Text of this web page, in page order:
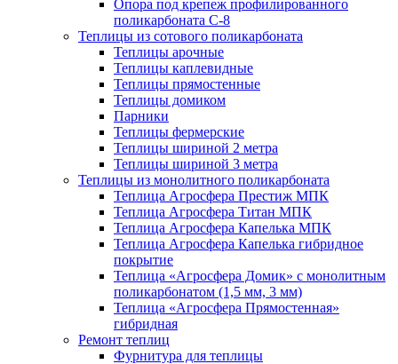
Опора под крепеж профилированного
поликарбоната С-8
Теплицы из сотового поликарбоната
Теплицы арочные
Теплицы каплевидные
Теплицы прямостенные
Теплицы домиком
Парники
Теплицы фермерские
Теплицы шириной 2 метра
Теплицы шириной 3 метра
Теплицы из монолитного поликарбоната
Теплица Агросфера Престиж МПК
Теплица Агросфера Титан МПК
Теплица Агросфера Капелька МПК
Теплица Агросфера Капелька гибридное
покрытие
Теплица «Агросфера Домик» с монолитным
поликарбонатом (1,5 мм, 3 мм)
Теплица «Агросфера Прямостенная»
гибридная
Ремонт теплиц
Фурнитура для теплицы